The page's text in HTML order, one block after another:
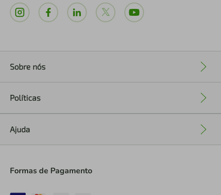
Sobre nós
Políticas
Ajuda
Formas de Pagamento